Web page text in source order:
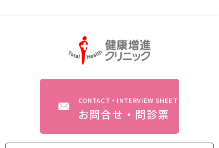
CONTACT・INTERVIEW SHEET
お問合せ・問診票